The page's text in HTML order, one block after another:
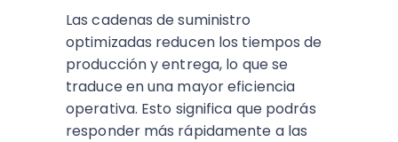
Las cadenas de suministro
optimizadas reducen los tiempos de
producción y entrega, lo que se
traduce en una mayor eficiencia
operativa. Esto significa que podrás
responder más rápidamente a las